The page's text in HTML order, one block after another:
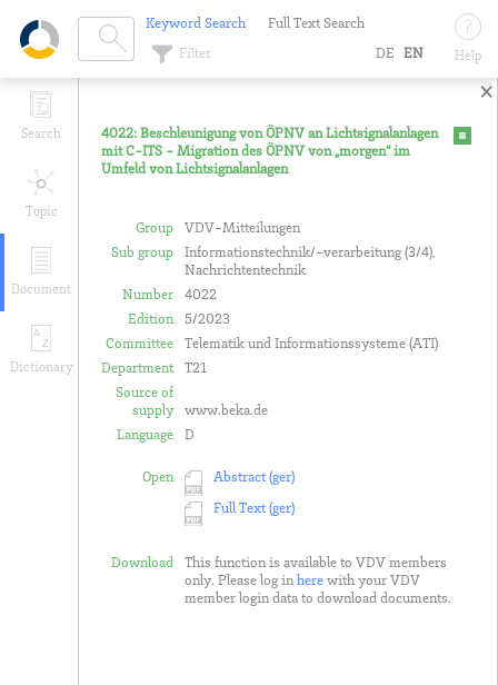
Keyword Search
Filter
Full Text Search
DE EN Help
Search
Topic
Document
Dictionary
×
4022: Beschleunigung von ÖPNV an Lichtsignalanlagen
mit C-ITS - Migration des ÖPNV von „morgen“ im
Umfeld von Lichtsignalanlagen
Group
VDV-Mitteilungen
Sub group
Informationstechnik/-verarbeitung (3/4),
Nachrichtentechnik
Number
4022
Edition
5/2023
Committee
Telematik und Informationssysteme (ATI)
Department
T21
Source of
supply
www.beka.de
Language
D
Open Abstract (ger)
Full Text (ger)
Download
This function is available to VDV members
only. Please log in here with your VDV
member login data to download documents.